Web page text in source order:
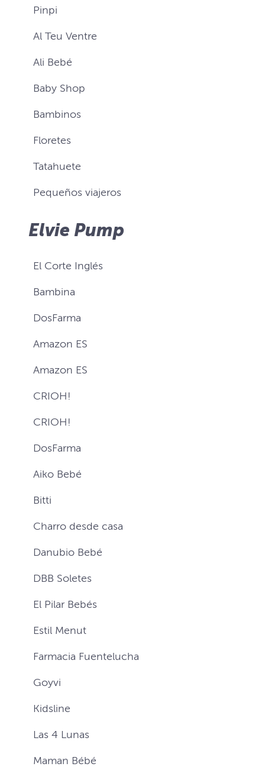
Pinpi
Al Teu Ventre
Ali Bebé
Baby Shop
Bambinos
Floretes
Tatahuete
Pequeños viajeros
Elvie Pump
El Corte Inglés
Bambina
DosFarma
Amazon ES
Amazon ES
CRIOH!
CRIOH!
DosFarma
Aiko Bebé
Bitti
Charro desde casa
Danubio Bebé
DBB Soletes
El Pilar Bebés
Estil Menut
Farmacia Fuentelucha
Goyvi
Kidsline
Las 4 Lunas
Maman Bébé